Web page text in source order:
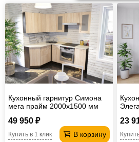
гостиную
для
прихожей
Столы
Комоды
Офисная
мебель
Столы
под
компьютер
Мебель
для
Мебель
Кресла-
Кухонный гарнитур Симона
мега прайм 2000х1500 мм
49 950 ₽
В корзину
Купить в 1 клик
23